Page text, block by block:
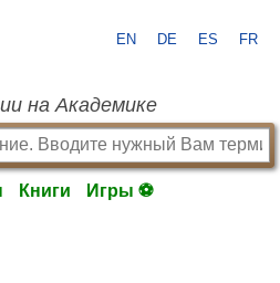
EN DE ES FR
на Академике
Книги Игры ⚽